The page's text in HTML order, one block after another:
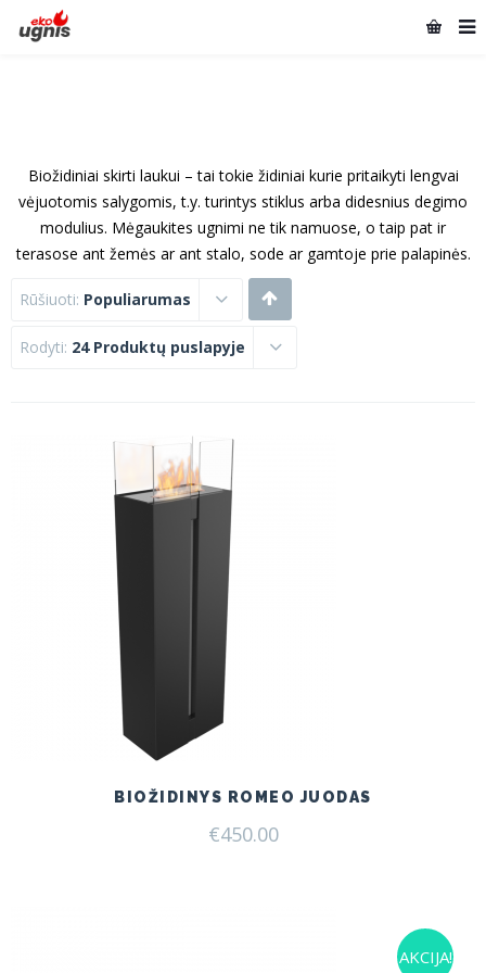
Biožidiniai skirti laukui – tai tokie židiniai kurie pritaikyti lengvai
vėjuotomis salygomis, t.y. turintys stiklus arba didesnius degimo
modulius. Mėgaukites ugnimi ne tik namuose, o taip pat ir
terasose ant žemės ar ant stalo, sode ar gamtoje prie palapinės.
Rūšiuoti: Populiarumas
Rodyti: 24 Produktų puslapyje
BIOŽIDINYS ROMEO JUODAS
€450.00
AKCIJA!